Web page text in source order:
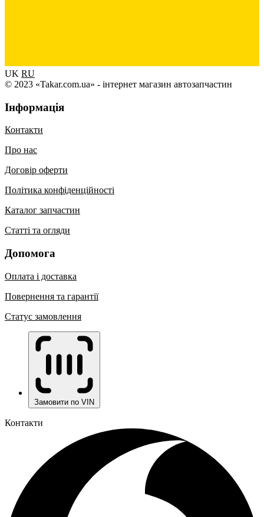
UK RU
© 2023 «Takar.com.ua» - інтернет магазин автозапчастин
Інформація
Контакти
Про нас
Договір оферти
Політика конфіденційності
Каталог запчастин
Статті та огляди
Допомога
Оплата і доставка
Повернення та гарантії
Статус замовлення
Замовити по VIN
Контакти